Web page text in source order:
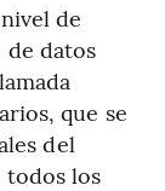
de
datos
que se
del
todos los